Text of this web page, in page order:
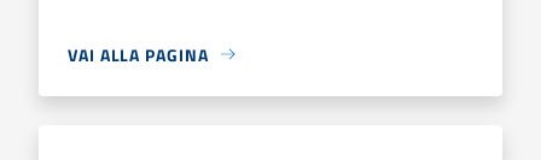
VAI ALLA PAGINA